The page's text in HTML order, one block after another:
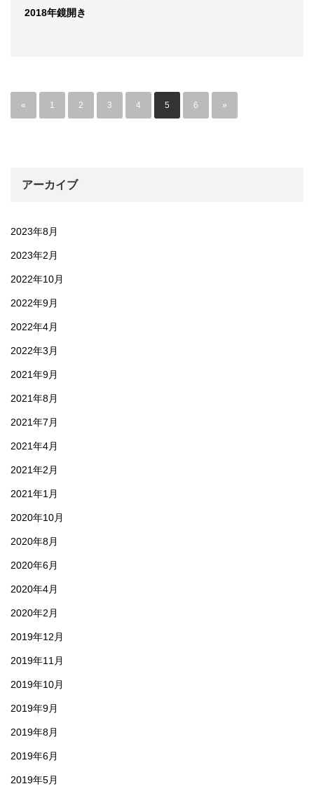
2018年鏡開き
« 1 2 3 4 5 6 »
アーカイブ
2023年8月
2023年2月
2022年10月
2022年9月
2022年4月
2022年3月
2021年9月
2021年8月
2021年7月
2021年4月
2021年2月
2021年1月
2020年10月
2020年8月
2020年6月
2020年4月
2020年2月
2019年12月
2019年11月
2019年10月
2019年9月
2019年8月
2019年6月
2019年5月